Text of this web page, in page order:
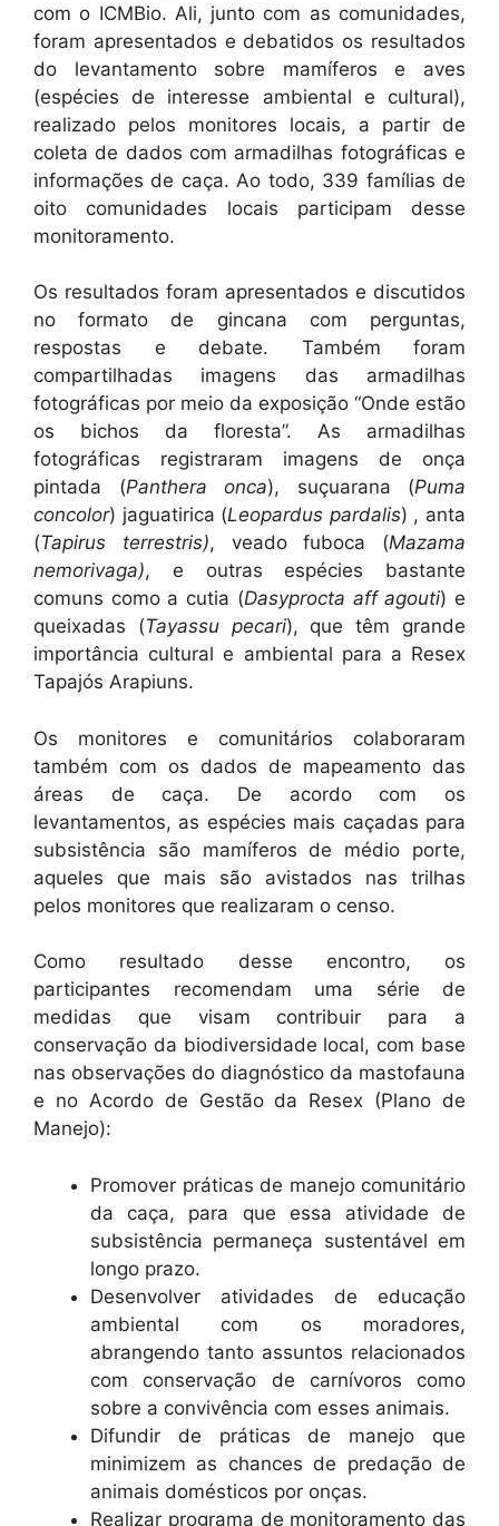
com o ICMBio. Ali, junto com as comunidades,
foram apresentados e debatidos os resultados
do levantamento sobre mamíferos e aves
(espécies de interesse ambiental e cultural),
realizado pelos monitores locais, a partir de
coleta de dados com armadilhas fotográficas e
informações de caça. Ao todo, 339 famílias de
oito comunidades locais participam desse
monitoramento.
Os resultados foram apresentados e discutidos
no formato de gincana com perguntas,
respostas e debate. Também foram
compartilhadas imagens das armadilhas
fotográficas por meio da exposição “Onde estão
os bichos da floresta”. As armadilhas
fotográficas registraram imagens de onça
pintada (Panthera onca), suçuarana (Puma
concolor) jaguatirica (Leopardus pardalis) , anta
(Tapirus terrestris), veado fuboca (Mazama
nemorivaga), e outras espécies bastante
comuns como a cutia (Dasyprocta aff agouti) e
queixadas (Tayassu pecari), que têm grande
importância cultural e ambiental para a Resex
Tapajós Arapiuns.
Os monitores e comunitários colaboraram
também com os dados de mapeamento das
áreas de caça. De acordo com os
levantamentos, as espécies mais caçadas para
subsistência são mamíferos de médio porte,
aqueles que mais são avistados nas trilhas
pelos monitores que realizaram o censo.
Como resultado desse encontro, os
participantes recomendam uma série de
medidas que visam contribuir para a
conservação da biodiversidade local, com base
nas observações do diagnóstico da mastofauna
e no Acordo de Gestão da Resex (Plano de
Manejo):
Promover práticas de manejo comunitário
da caça, para que essa atividade de
subsistência permaneça sustentável em
longo prazo.
Desenvolver atividades de educação
ambiental com os moradores,
abrangendo tanto assuntos relacionados
com conservação de carnívoros como
sobre a convivência com esses animais.
Difundir de práticas de manejo que
minimizem as chances de predação de
animais domésticos por onças.
Realizar programa de monitoramento das